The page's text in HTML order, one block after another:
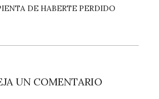
DE HABERTE PERDIDO
UN COMENTARIO